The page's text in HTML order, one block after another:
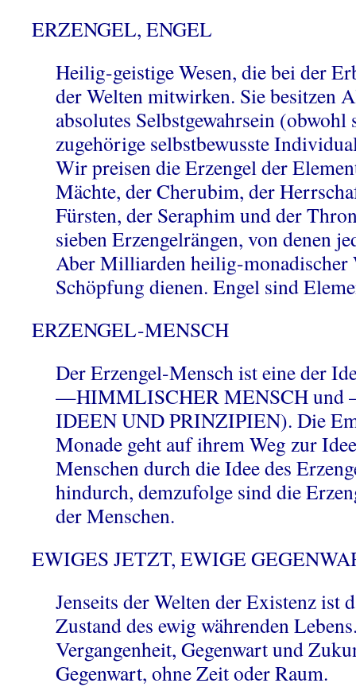
ERZENGEL, ENGEL
Heilig-geistige Wesen, die bei der
der Welten mitwirken. Sie besitzen
absolutes Selbstgewahrsein (obwohl
zugehörige selbstbewusste
Wir preisen die Erzengel der
Mächte, der Cherubim, der
Fürsten, der Seraphim und der
sieben Erzengelrängen, von denen
Aber Milliarden heilig-monadischer
Schöpfung dienen. Engel sind
ERZENGEL-MENSCH
Der Erzengel-Mensch ist eine der
—HIMMLISCHER MENSCH und
IDEEN UND PRINZIPIEN). Die
Monade geht auf ihrem Weg zur
Menschen durch die Idee des
hindurch, demzufolge sind die
der Menschen.
EWIGES JETZT, EWIGE
Jenseits der Welten der Existenz ist
Zustand des ewig währenden
Vergangenheit, Gegenwart und
Gegenwart, ohne Zeit oder Raum.